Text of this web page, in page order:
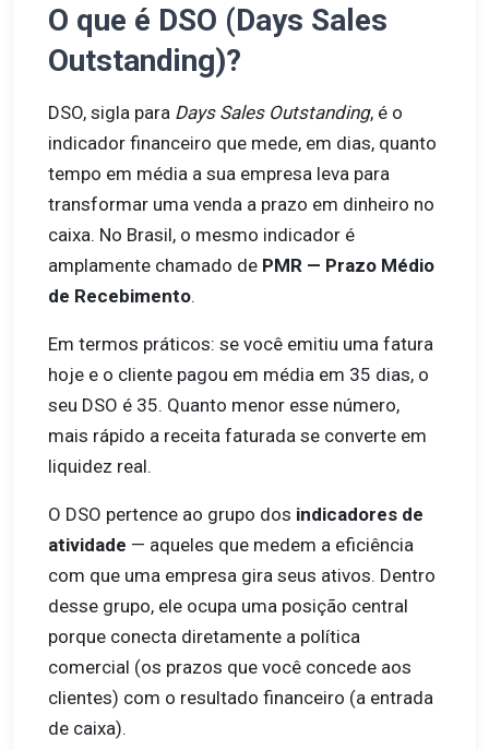
O que é DSO (Days Sales
Outstanding)?
DSO, sigla para Days Sales Outstanding, é o
indicador financeiro que mede, em dias, quanto
tempo em média a sua empresa leva para
transformar uma venda a prazo em dinheiro no
caixa. No Brasil, o mesmo indicador é
amplamente chamado de PMR — Prazo Médio
de Recebimento.
Em termos práticos: se você emitiu uma fatura
hoje e o cliente pagou em média em 35 dias, o
seu DSO é 35. Quanto menor esse número,
mais rápido a receita faturada se converte em
liquidez real.
O DSO pertence ao grupo dos indicadores de
atividade — aqueles que medem a eficiência
com que uma empresa gira seus ativos. Dentro
desse grupo, ele ocupa uma posição central
porque conecta diretamente a política
comercial (os prazos que você concede aos
clientes) com o resultado financeiro (a entrada
de caixa).